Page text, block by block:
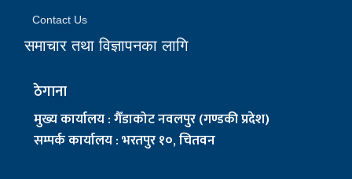
Contact Us
समाचार तथा विज्ञापनका लागि
ठेगाना
मुख्य कार्यालय : गैँडाकोट नवलपुर (गण्डकी प्रदेश)
सम्पर्क कार्यालय : भरतपुर १०, चितवन